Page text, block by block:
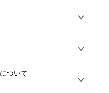
していません。AIで保存
らアップロードして下さ
電話やFAX、メールなど
。
どの場合は、製作数量が
サポート担当が、デザイ
サー
い。(※ 30個以下の場合
をご利用ください)
に配送業者・伝票番号を
たしますので、直接配送業
調整をお願い致します。
割引(最大50%)が適用され
ト】購入金額の1％が1ポ
ついて